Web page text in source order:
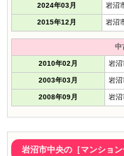
2024年03月 岩沼
2015年12月 岩沼
中
2010年02月 岩沼
2003年03月 岩沼
2008年09月 岩沼
岩沼市中央の［マンション